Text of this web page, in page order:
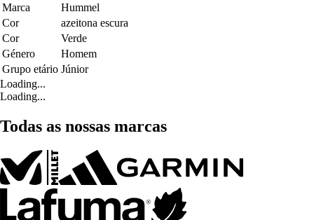
Marca
Hummel
Cor
azeitona escura
Cor
Verde
Género
Homem
Grupo etário Júnior
Loading...
Loading...
Todas as nossas marcas